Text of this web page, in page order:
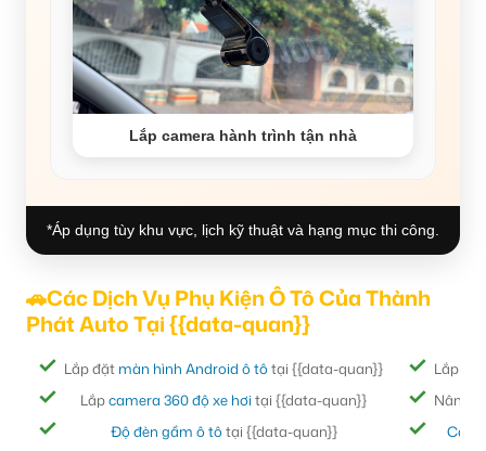
Lắp camera hành trình tận nhà
*Áp dụng tùy khu vực, lịch kỹ thuật và hạng mục thi công.
🚗Các Dịch Vụ Phụ Kiện Ô Tô Của Thành
Phát Auto Tại {{data-quan}}
Lắp đặt màn hình Android ô tôtại {{data-quan}}
Lắpcamera 360 độ xe hơi tại {{data-quan}}
Độ đèn gầm ô tôtại {{data-quan}}
Lắp
Nâng